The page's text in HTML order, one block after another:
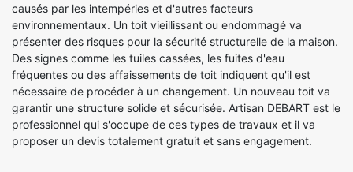
causés par les intempéries et d'autres facteurs
environnementaux. Un toit vieillissant ou endommagé va
présenter des risques pour la sécurité structurelle de la maison.
Des signes comme les tuiles cassées, les fuites d'eau
fréquentes ou des affaissements de toit indiquent qu'il est
nécessaire de procéder à un changement. Un nouveau toit va
garantir une structure solide et sécurisée. Artisan DEBART est le
professionnel qui s'occupe de ces types de travaux et il va
proposer un devis totalement gratuit et sans engagement.